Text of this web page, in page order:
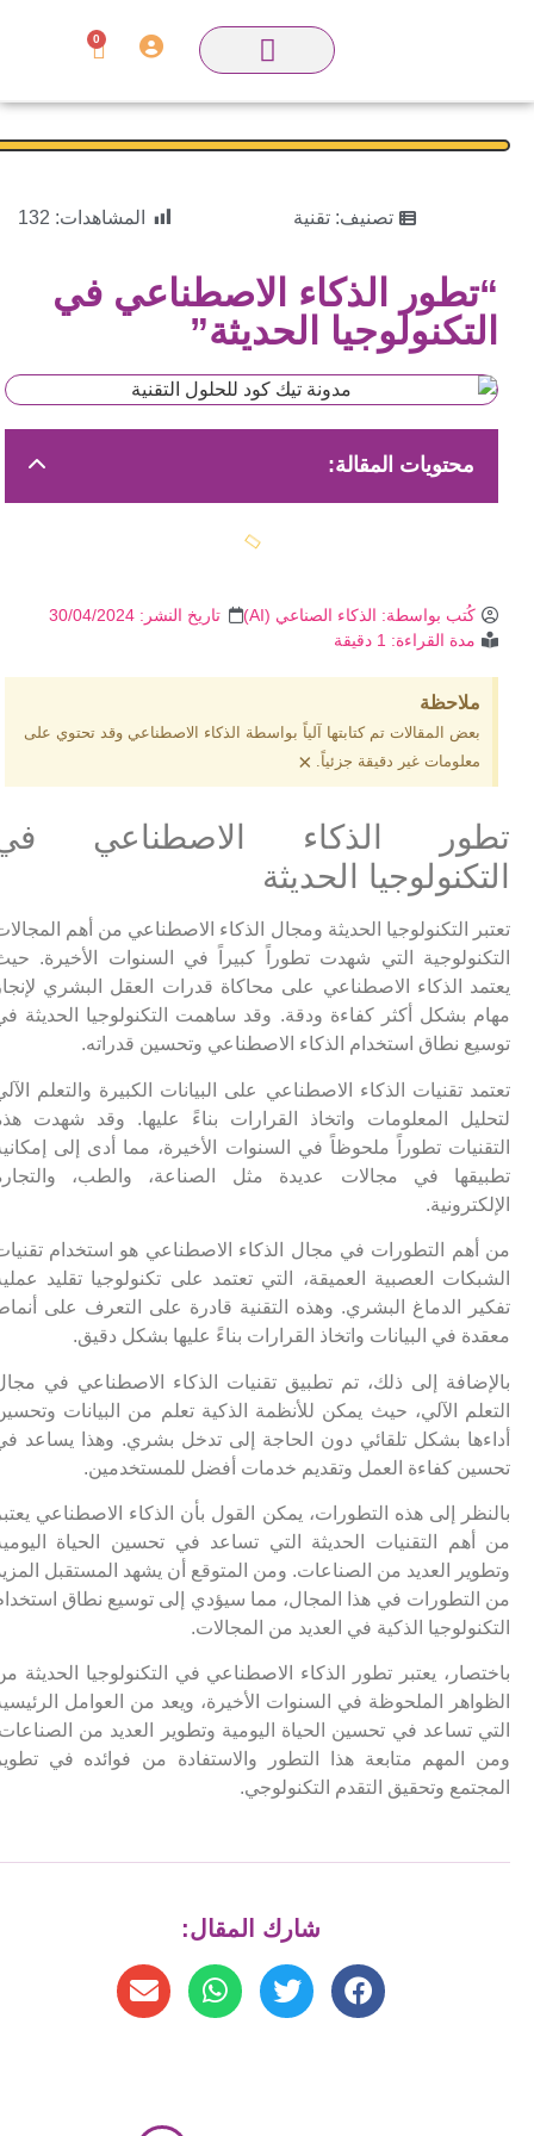
0
تصنيف:تقنية المشاهدات: 132
“تطور الذكاء الاصطناعي في
التكنولوجيا الحديثة”
محتويات المقالة:
كُتب بواسطة:الذكاء الصناعي (AI) تاريخ النشر:30/04/2024
مدة القراءة: 1 دقيقة
ملاحظة
بعض المقالات تم كتابتها آلياً بواسطة الذكاء الاصطناعي وقد تحتوي على
معلومات غير دقيقة جزئياً. ×
تطور الذكاء الاصطناعي في
التكنولوجيا الحديثة
تعتبر التكنولوجيا الحديثة ومجال الذكاء الاصطناعي من أهم المجالات
التكنولوجية التي شهدت تطوراً كبيراً في السنوات الأخيرة. حيث
يعتمد الذكاء الاصطناعي على محاكاة قدرات العقل البشري لإنجاز
مهام بشكل أكثر كفاءة ودقة. وقد ساهمت التكنولوجيا الحديثة في
توسيع نطاق استخدام الذكاء الاصطناعي وتحسين قدراته.
تعتمد تقنيات الذكاء الاصطناعي على البيانات الكبيرة والتعلم الآلي
لتحليل المعلومات واتخاذ القرارات بناءً عليها. وقد شهدت هذه
التقنيات تطوراً ملحوظاً في السنوات الأخيرة، مما أدى إلى إمكانية
تطبيقها في مجالات عديدة مثل الصناعة، والطب، والتجارة
الإلكترونية.
من أهم التطورات في مجال الذكاء الاصطناعي هو استخدام تقنيات
الشبكات العصبية العميقة، التي تعتمد على تكنولوجيا تقليد عملية
تفكير الدماغ البشري. وهذه التقنية قادرة على التعرف على أنماط
معقدة في البيانات واتخاذ القرارات بناءً عليها بشكل دقيق.
بالإضافة إلى ذلك، تم تطبيق تقنيات الذكاء الاصطناعي في مجال
التعلم الآلي، حيث يمكن للأنظمة الذكية تعلم من البيانات وتحسين
أداءها بشكل تلقائي دون الحاجة إلى تدخل بشري. وهذا يساعد في
تحسين كفاءة العمل وتقديم خدمات أفضل للمستخدمين.
بالنظر إلى هذه التطورات، يمكن القول بأن الذكاء الاصطناعي يعتبر
من أهم التقنيات الحديثة التي تساعد في تحسين الحياة اليومية
وتطوير العديد من الصناعات. ومن المتوقع أن يشهد المستقبل المزيد
من التطورات في هذا المجال، مما سيؤدي إلى توسيع نطاق استخدام
التكنولوجيا الذكية في العديد من المجالات.
باختصار، يعتبر تطور الذكاء الاصطناعي في التكنولوجيا الحديثة من
الظواهر الملحوظة في السنوات الأخيرة، ويعد من العوامل الرئيسية
التي تساعد في تحسين الحياة اليومية وتطوير العديد من الصناعات.
ومن المهم متابعة هذا التطور والاستفادة من فوائده في تطوير
المجتمع وتحقيق التقدم التكنولوجي.
شارك المقال: